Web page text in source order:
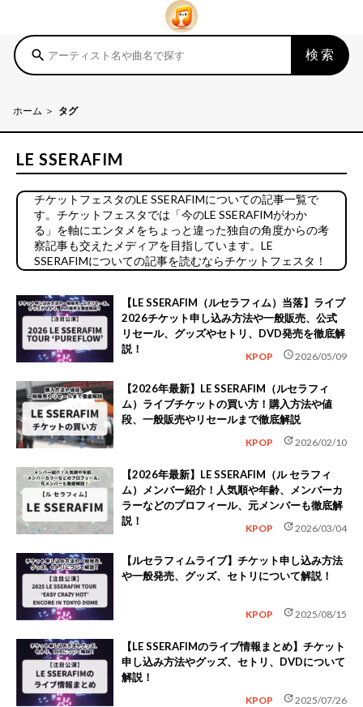
search 検索
ホーム タグ
LE SSERAFIM
チケットフェスタのLE SSERAFIMについての記事一覧で
す。チケットフェスタでは「今のLE SSERAFIMがわか
る」を軸にエンタメをちょっと違った独自の角度からの考
察記事も交えたメディアを目指しています。LE
SSERAFIMについての記事を読むならチケットフェスタ！
【LE SSERAFIM（ルセラフィム）当落】ライブ
2026チケット申し込み方法や一般販売、公式
リセール、グッズやセトリ、DVD発売を徹底解
説！
KPOP schedule2026/05/09
【2026年最新】LE SSERAFIM（ルセラフィ
ム）ライブチケットの買い方！購入方法や値
段、一般販売やリセールまで徹底解説
KPOP update2026/02/10
【2026年最新】LE SSERAFIM（ル セラフィ
ム）メンバー紹介！人気順や年齢、メンバーカ
ラーなどのプロフィール、元メンバーも徹底解
説！
KPOP update2026/03/04
【ルセラフィムライブ】チケット申し込み方法
や一般発売、グッズ、セトリについて解説！
KPOP update2025/08/15
【LE SSERAFIMのライブ情報まとめ】チケット
申し込み方法やグッズ、セトリ、DVDについて
解説！
KPOP update2025/07/26